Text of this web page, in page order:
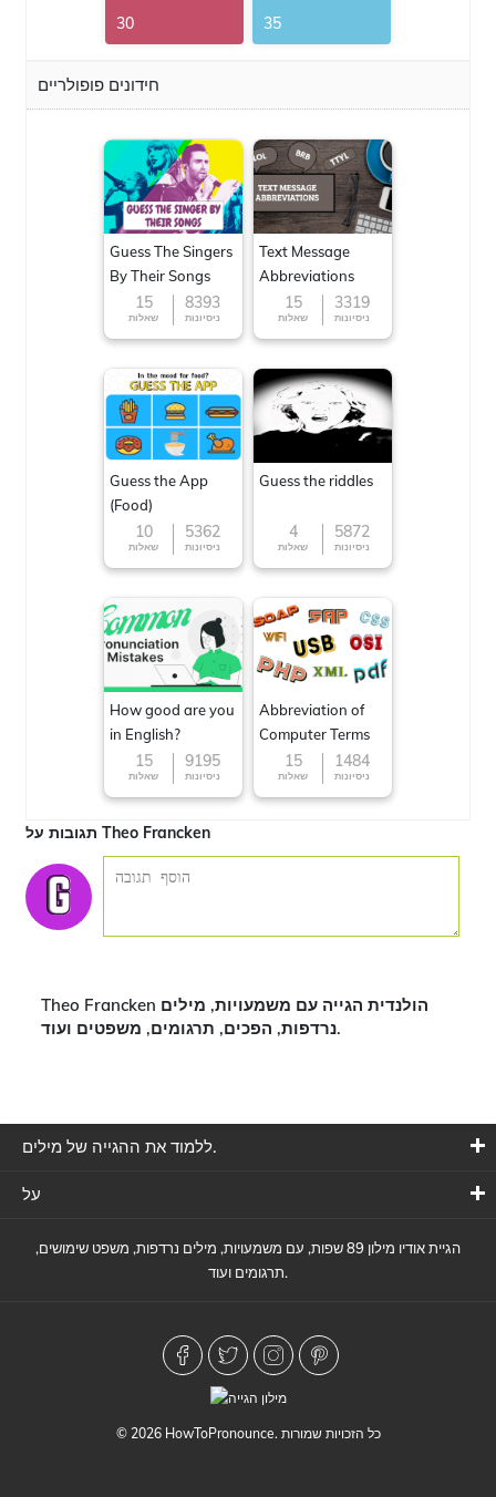
30 35
חידונים פופולריים
Guess The Singers
By Their Songs
15
שאלות
8393
ניסיונות
Text Message
Abbreviations
15
שאלות
3319
ניסיונות
Guess the App
(Food)
10
שאלות
5362
ניסיונות
Guess the riddles
4
שאלות
5872
ניסיונות
How good are you
in English?
15
שאלות
9195
ניסיונות
Abbreviation of
Computer Terms
15
שאלות
1484
ניסיונות
תגובות על Theo Francken
Theo Francken הולנדית הגייה עם משמעויות, מילים
נרדפות, הפכים, תרגומים, משפטים ועוד.
ללמוד את ההגייה של מילים.
על
הגיית אודיו מילון 89 שפות, עם משמעויות, מילים נרדפות, משפט שימושים,
תרגומים ועוד.
© 2026 HowToPronounce. כל הזכויות שמורות